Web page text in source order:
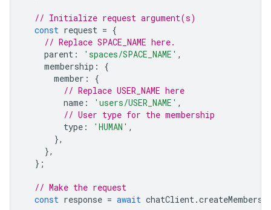
// Initialize request argument(s)
const request = {
// Replace SPACE_NAME here.
parent : 'spaces/SPACE_NAME' ,
membership :
{
member :
{
// Replace USER_NAME here
name : 'users/USER_NAME' ,
// User type for the membership
type : 'HUMAN' ,
},
},
};
// Make the request
const response = await chatClient.